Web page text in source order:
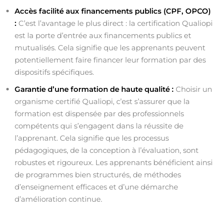
Accès facilité aux financements publics (CPF, OPCO)
: C’est l’avantage le plus direct : la certification Qualiopi
est la porte d’entrée aux financements publics et
mutualisés. Cela signifie que les apprenants peuvent
potentiellement faire financer leur formation par des
dispositifs spécifiques.
Garantie d’une formation de haute qualité : Choisir un
organisme certifié Qualiopi, c’est s’assurer que la
formation est dispensée par des professionnels
compétents qui s’engagent dans la réussite de
l’apprenant. Cela signifie que les processus
pédagogiques, de la conception à l’évaluation, sont
robustes et rigoureux. Les apprenants bénéficient ainsi
de programmes bien structurés, de méthodes
d’enseignement efficaces et d’une démarche
d’amélioration continue.